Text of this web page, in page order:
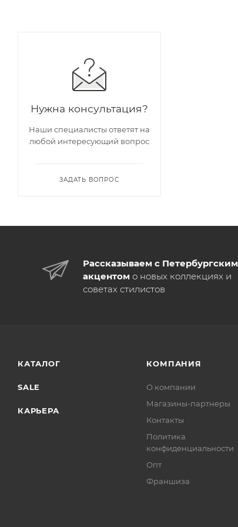
Нужна консультация?
Наши специалисты ответят на
любой интересующий вопрос
ЗАДАТЬ ВОПРОС
Рассказываем с Петербургским
акцентом о новых коллекциях и
советах стилистов
КАТАЛОГ
SALE
КАРЬЕРА
КОМПАНИЯ
О компании
Магазины-партнеры
Контакты
Политика
конфиденциальности
Опт
Франшиза